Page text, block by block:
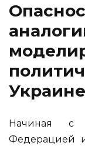
Украине
Начиная с
Федерацией